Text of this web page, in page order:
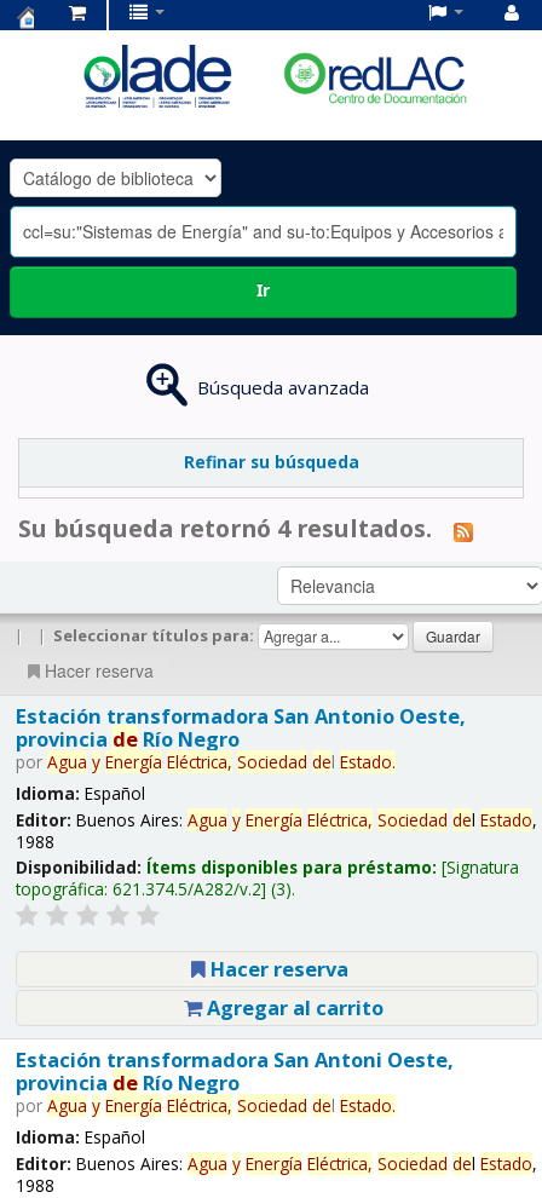
OLADE
-
Ir
Búsqueda avanzada
Refinar su búsqueda
Su búsqueda retornó 4 resultados.
| | Seleccionar títulos para:
Hacer reserva
Estación transformadora San Antonio Oeste,
provincia deRío Negro
por Agua y Energía Eléctrica, Sociedad del Estado.
Idioma: Español
Editor: Buenos Aires: Agua y Energía Eléctrica, Sociedad del Estado,
1988
Disponibilidad: Ítems disponibles para préstamo: Signatura
topográfica: 621.374.5/A282/v.2 (3).
Hacer reserva
Agregar al carrito
Estación transformadora San Antoni Oeste,
provincia deRío Negro
por Agua y Energía Eléctrica, Sociedad del Estado.
Idioma: Español
Editor: Buenos Aires: Agua y Energía Eléctrica, Sociedad del Estado,
1988